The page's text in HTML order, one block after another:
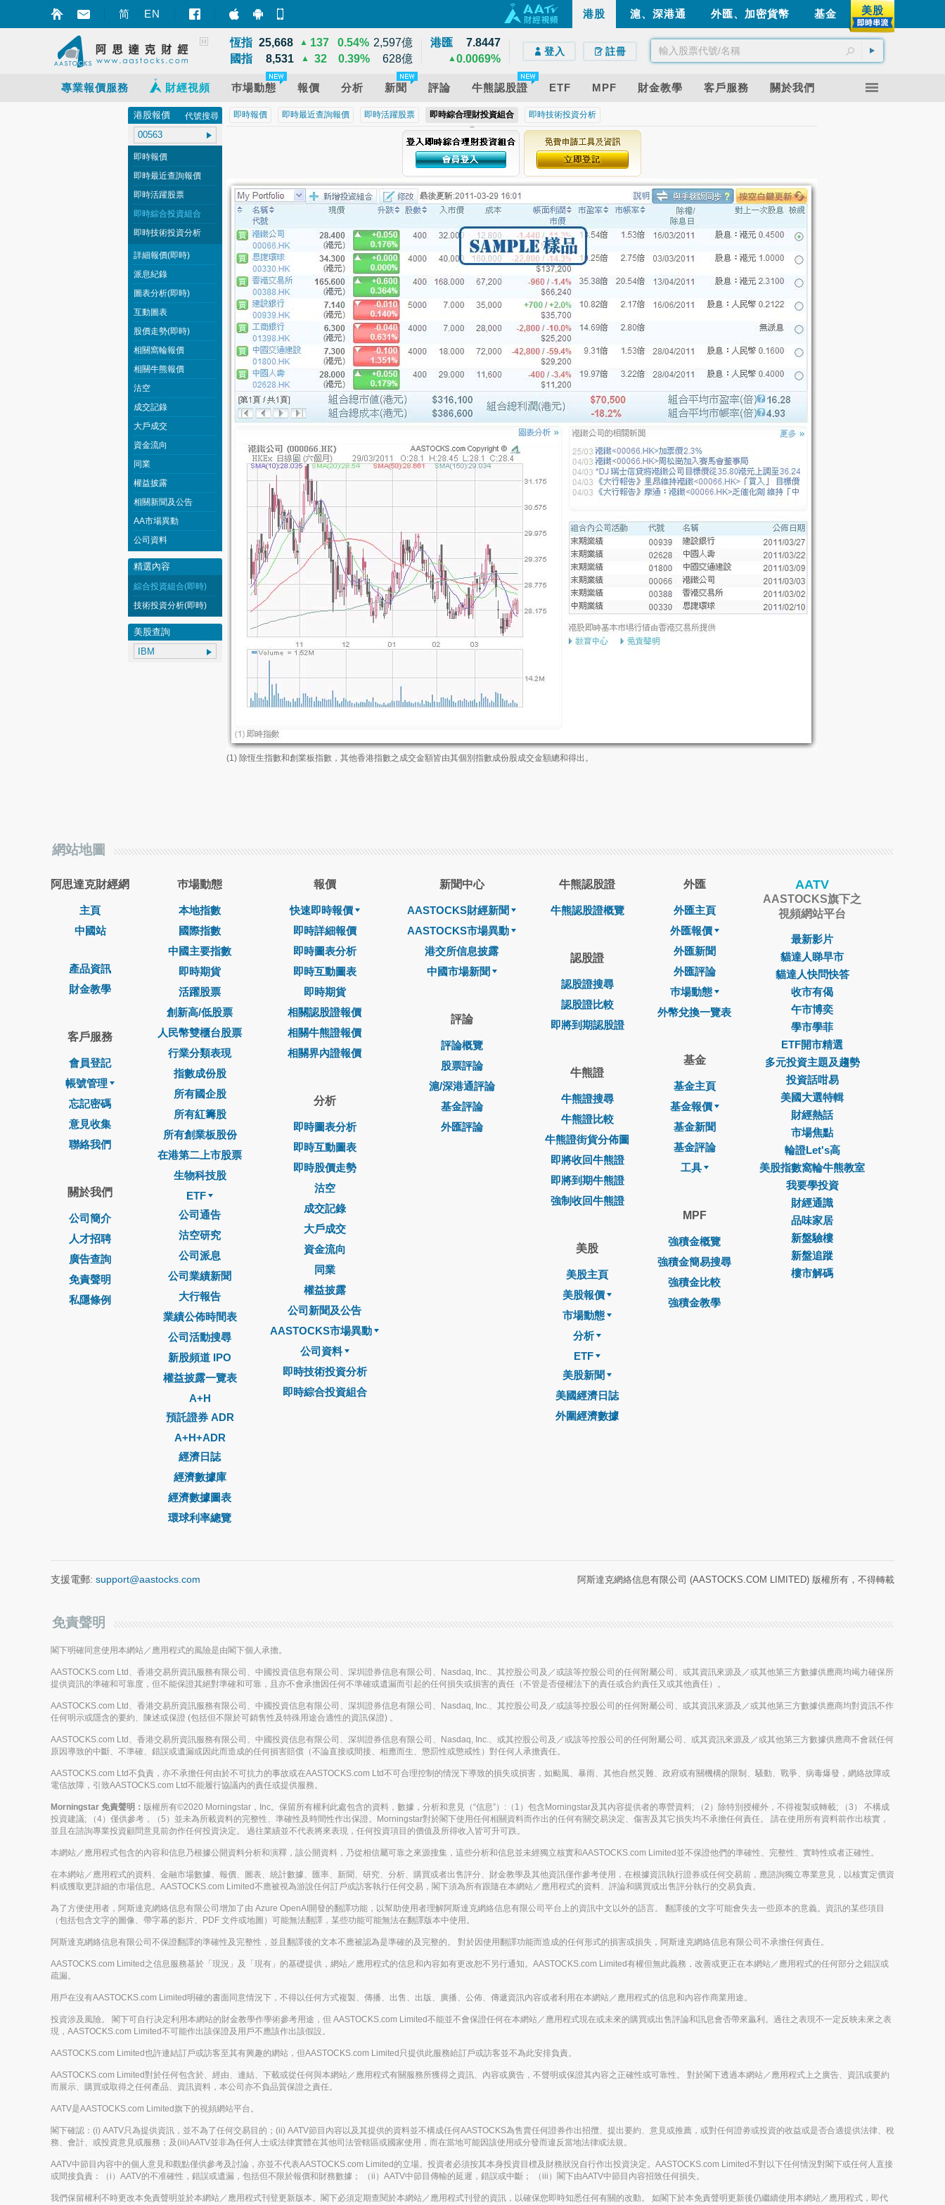
简 EN 智財迅 (iPhone) 美股
基金
外匯、加密貨幣
滬、深港通
港股
上證
3,940
恆指 25,668 ▲ 137 0.54% 2,597億
國指
8,531 ▲ 32 0.39% 628億
港匯
7.8447
0.0069%
▲
登入 註冊
專業報價服務 財經視頻 巿場動態 報價 分析 新聞 評論 牛熊認股證 ETF MPF 財金教學 客戶服務 關於我們
即時報價 即時最近查詢報價 即時活躍股票 即時綜合理財投資組合 即時技術投資分析
(1) 除恆生指數和創業板指數，其他香港指數之成交金額皆由其個別指數成份股成交金額總和得出。
港股報價 代號搜尋
即時報價
即時最近查詢報價
即時活躍股票
即時綜合投資組合
即時技術投資分析
詳細報價(即時)
派息紀錄
圖表分析(即時)
互動圖表
股價走勢(即時)
相關窩輪報價
相關牛熊報價
沽空
成交記錄
大戶成交
資金流向
同業
權益披露
相關新聞及公告
AA市場異動
公司資料
精選內容
綜合投資組合(即時)
技術投資分析(即時)
美股查詢
網站地圖
阿思達克財經網
主頁
中國站
產品資訊
財金教學
客戶服務
會員登記
帳號管理
忘記密碼
意見收集
聯絡我們
關於我們
公司簡介
人才招聘
廣告查詢
免責聲明
私隱條例
巿場動態
本地指數
國際指數
中國主要指數
即時期貨
活躍股票
創新高/低股票
人民幣雙櫃台股票
行業分類表現
指數成份股
所有國企股
所有紅籌股
所有創業板股份
在港第二上市股票
生物科技股
ETF
公司通告
沽空研究
公司派息
公司業績新聞
大行報告
業績公佈時間表
公司活動搜尋
新股頻道 IPO
權益披露一覽表
A+H
預託證券 ADR
A+H+ADR
經濟日誌
經濟數據庫
經濟數據圖表
環球利率總覽
報價
快速即時報價
即時詳細報價
即時圖表分析
即時互動圖表
即時期貨
相關認股證報價
相關牛熊證報價
相關界內證報價
分析
即時圖表分析
即時互動圖表
即時股價走勢
沽空
成交記錄
大戶成交
資金流向
同業
權益披露
公司新聞及公告
AASTOCKS市場異動
公司資料
即時技術投資分析
即時綜合投資組合
新聞中心
AASTOCKS財經新聞
AASTOCKS市場異動
港交所信息披露
中國市場新聞
評論
評論概覽
股票評論
滬/深港通評論
基金評論
外匯評論
牛熊認股證
牛熊認股證概覽
認股證
認股證搜尋
認股證比較
即將到期認股證
牛熊證
牛熊證搜尋
牛熊證比較
牛熊證街貨分佈圖
即將收回牛熊證
即將到期牛熊證
強制收回牛熊證
美股
美股主頁
美股報價
市場動態
分析
ETF
美股新聞
美國經濟日誌
外圍經濟數據
外匯
外匯主頁
外匯報價
外匯新聞
外匯評論
巿場動態
外幣兌換一覽表
基金
基金主頁
基金報價
基金新聞
基金評論
工具
MPF
強積金概覽
強積金簡易搜尋
強積金比較
強積金教學
AATV
AASTOCKS旗下之
視頻網站平台
最新影片
貓達人睇早市
貓達人快問快答
收市有偈
午市博奕
學市學菲
ETF開市精選
多元投資主題及趨勢
投資話咁易
美國大選特輯
財經熱話
市場焦點
輪證Let's高
美股指數窩輪牛熊教室
我要學投資
財經通識
品味家居
新盤驗樓
新盤追蹤
樓市解碼
支援電郵: support@aastocks.com 阿斯達克網絡信息有限公司 (AASTOCKS.COM LIMITED) 版權所有，不得轉載
免責聲明
閣下明確同意使用本網站／應用程式的風險是由閣下個人承擔。
AASTOCKS.com Ltd、香港交易所資訊服務有限公司、中國投資信息有限公司、深圳證券信息有限公司、Nasdaq, Inc.、其控股公司及／或該等控股公司的任何附屬公司、或其資訊來源及／或其他第三方數據供應商均竭力確保所
提供資訊的準確和可靠度，但不能保證其絕對準確和可靠，且亦不會承擔因任何不準確或遺漏而引起的任何損失或損害的責任（不管是否侵權法下的責任或合約責任又或其他責任）。
AASTOCKS.com Ltd、香港交易所資訊服務有限公司、中國投資信息有限公司、深圳證券信息有限公司、Nasdaq, Inc.、其控股公司及／或該等控股公司的任何附屬公司、或其資訊來源及／或其他第三方數據供應商均對資訊不作
任何明示或隱含的要約、陳述或保證 (包括但不限於可銷售性及特殊用途合適性的資訊保證) 。
AASTOCKS.com Ltd、香港交易所資訊服務有限公司、中國投資信息有限公司、深圳證券信息有限公司、Nasdaq, Inc.、或其控股公司及／或該等控股公司的任何附屬公司、或其資訊來源及／或其他第三方數據供應商不會就任何
原因導致的中斷、不準確、錯誤或遺漏或因此而造成的任何損害賠償（不論直接或間接、相應而生、懲罰性或懲戒性）對任何人承擔責任。
AASTOCKS.com Ltd不負責，亦不承擔任何由於不可抗力的事故或在AASTOCKS.com Ltd不可合理控制的情況下導致的損失或損害，如颱風、暴雨、其他自然災難、政府或有關機構的限制、騷動、戰爭、病毒爆發，網絡故障或
電信故障，引致AASTOCKS.com Ltd不能履行協議內的責任或提供服務。
Morningstar 免責聲明： 版權所有©2020 Morningstar，Inc。保留所有權利此處包含的資料，數據，分析和意見（“信息”）:（1）包含Morningstar及其內容提供者的專營資料; （2）除特別授權外，不得複製或轉載; （3） 不構成
投資建議; （4）僅供參考，（5）並未為所載資料的完整性、準確性及時間性作出保證。Morningstar對於閣下使用任何相關資料而作出的任何有關交易決定、傷害及其它損失均不承擔任何責任。 請在使用所有資料前作出核實，
並且在諮詢專業投資顧問意見前勿作任何投資決定。 過往業績並不代表將來表現，任何投資項目的價值及所得收入皆可升可跌。
本網站／應用程式包含的內容和信息乃根據公開資料分析和演釋，該公開資料，乃從相信屬可靠之來源搜集，這些分析和信息並未經獨立核實和AASTOCKS.com Limited並不保證他們的準確性、完整性、實時性或者正確性。
在本網站／應用程式的資料、金融市場數據、報價、圖表、統計數據、匯率、新聞、研究、分析、購買或者出售評分、財金教學及其他資訊僅作參考使用，在根據資訊執行證券或任何交易前，應諮詢獨立專業意見，以核實定價資
料或獲取更詳細的市場信息。AASTOCKS.com Limited不應被視為游說任何訂戶或訪客執行任何交易，閣下須為所有跟隨在本網站／應用程式的資料、評論和購買或出售評分執行的交易負責。
為了方便使用者，阿斯達克網絡信息有限公司增加了由 Azure OpenAI開發的翻譯功能，以幫助使用者理解阿斯達克網絡信息有限公司平台上的資訊中文以外的語言。 翻譯後的文字可能會失去一些原本的意義。資訊的某些項目
（包括包含文字的圖像、帶字幕的影片、PDF 文件或地圖）可能無法翻譯，某些功能可能無法在翻譯版本中使用。
阿斯達克網絡信息有限公司不保證翻譯的準確性及完整性，並且翻譯後的文本不應被認為是準確的及完整的。 對於因使用翻譯功能而造成的任何形式的損害或損失，阿斯達克網絡信息有限公司不承擔任何責任。
AASTOCKS.com Limited之信息服務基於「現況」及「現有」的基礎提供，網站／應用程式的信息和內容如有更改恕不另行通知。AASTOCKS.com Limited有權但無此義務，改善或更正在本網站／應用程式的任何部分之錯誤或
疏漏。
用戶在沒有AASTOCKS.com Limited明確的書面同意情況下，不得以任何方式複製、傳播、出售、出版、廣播、公佈、傳遞資訊內容或者利用在本網站／應用程式的信息和內容作商業用途。
投資涉及風險。 閣下可自行决定利用本網站的財金教學作學術參考用途，但 AASTOCKS.com Limited不能並不會保證任何在本網站／應用程式現在或未來的購買或出售評論和訊息會否帶來贏利。過往之表現不一定反映未來之表
現，AASTOCKS.com Limited不可能作出該保證及用戶不應該作出該假設。
AASTOCKS.com Limited也許連結訂戶或訪客至其有興趣的網站，但AASTOCKS.com Limited只提供此服務給訂戶或訪客並不為此安排負責。
AASTOCKS.com Limited對於任何包含於、經由、連結、下載或從任何與本網站／應用程式有關服務所獲得之資訊、內容或廣告，不聲明或保證其內容之正確性或可靠性。 對於閣下透過本網站／應用程式上之廣告、資訊或要約
而展示、購買或取得之任何產品、資訊資料，本公司亦不負品質保證之責任。
AATV是AASTOCKS.com Limited旗下的視頻網站平台。
閣下確認：(i) AATV只為提供資訊，並不為了任何交易目的；(ii) AATV節目內容以及其提供的資料並不構成任何AASTOCKS為售賣任何證券作出招攬、提出要約、意見或推薦，或對任何證劵或投資的收益或是否合適提供法律、稅
務、會計、或投資意見或服務；及(iii)AATV並非為任何人士或法律實體在其他司法管轄區或國家使用，而在當地可能因該使用或分發而違反當地法律或法規。
AATV中節目內容中的個人意見和觀點僅供參考及討論，亦並不代表AASTOCKS.com Limited的立場。投資者必須按其本身投資目標及財務狀況自行作出投資決定。AASTOCKS.com Limited不對以下任何情況對閣下或任何人直接
或間接負責：（i）AATV的不准確性，錯誤或遺漏，包括但不限於報價和財務數據； （ii）AATV中節目傳輸的延遲，錯誤或中斷； （iii）閣下由AATV中節目內容招致任何損失。
我們保留權利不時更改本免責聲明並於本網站／應用程式刊登更新版本。閣下必須定期查閱於本網站／應用程式刊登的資訊，以確保您即時知悉任何有關的改動。 如閣下於本免責聲明更新後仍繼續使用本網站／應用程式，即代